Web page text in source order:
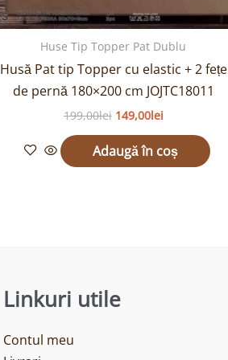
Huse Tip Topper Pat Dublu
Husă Pat tip Topper cu elastic + 2 fețe
de pernă 180×200 cm JOJTC18011
199,00lei 149,00lei
Adaugă în coș
Linkuri utile
Contul meu